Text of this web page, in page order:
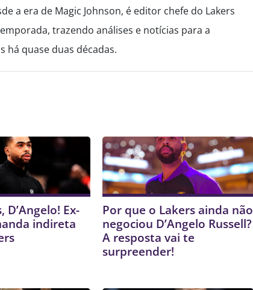
a era de Magic Johnson, é editor chefe do Lakers
trazendo análises e notícias para a
quase duas décadas.
D’Angelo! Ex-
indireta
Por que o Lakers ainda não
negociou D’Angelo Russell?
A resposta vai te
surpreender!